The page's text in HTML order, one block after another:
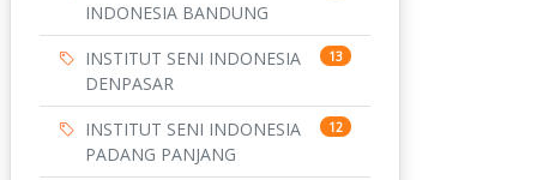
INDONESIA BANDUNG
INSTITUT SENI INDONESIA
DENPASAR
13
INSTITUT SENI INDONESIA
PADANG PANJANG
12